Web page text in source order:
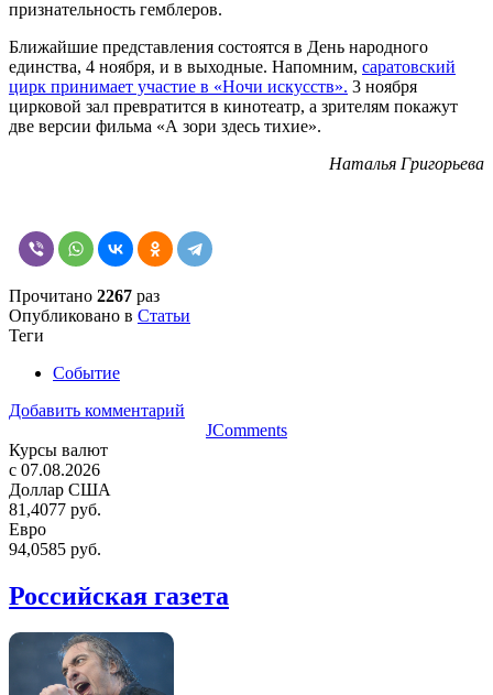
признательность гемблеров.
Ближайшие представления состоятся в День народного
единства, 4 ноября, и в выходные. Напомним, саратовский
цирк принимает участие в «Ночи искусств». 3 ноября
цирковой зал превратится в кинотеатр, а зрителям покажут
две версии фильма «А зори здесь тихие».
Наталья Григорьева
Прочитано 2267 раз
Опубликовано в Статьи
Теги
Событие
Добавить комментарий
JComments
Курсы валют
c 07.08.2026
Доллар США
81,4077 руб.
Евро
94,0585 руб.
Российская газета